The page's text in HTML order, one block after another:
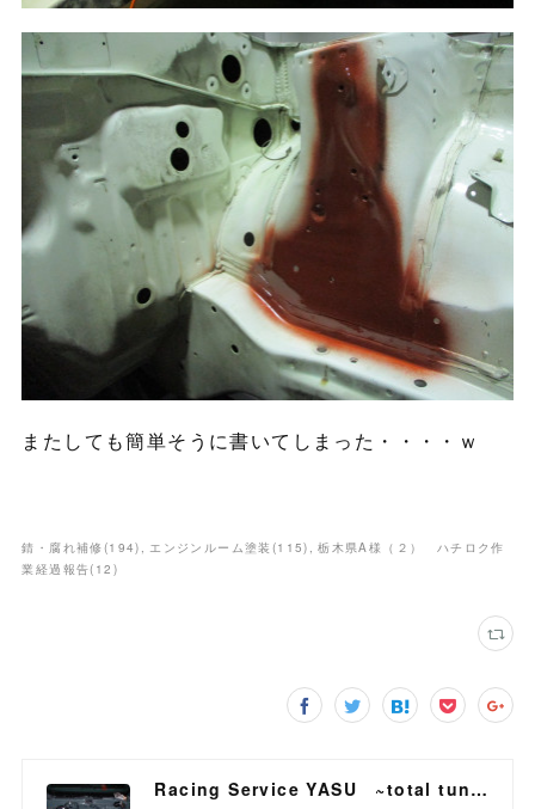
またしても簡単そうに書いてしまった・・・・ｗ
錆・腐れ補修(194) エンジンルーム塗装 (115)
栃木県A様（２） ハチロク作
業経過報告( 12 )
Racing Service YASU ~total tuning proshop~